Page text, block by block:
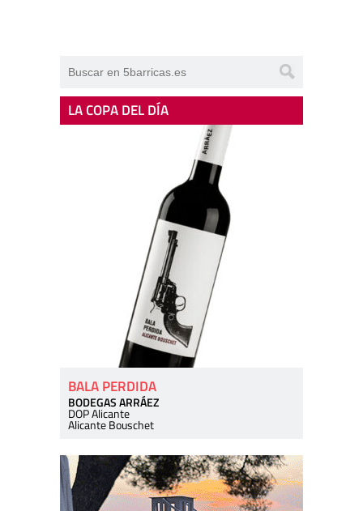
LA COPA DEL DÍA
BALA PERDIDA
BODEGAS ARRÁEZ
DOP Alicante
Alicante Bouschet